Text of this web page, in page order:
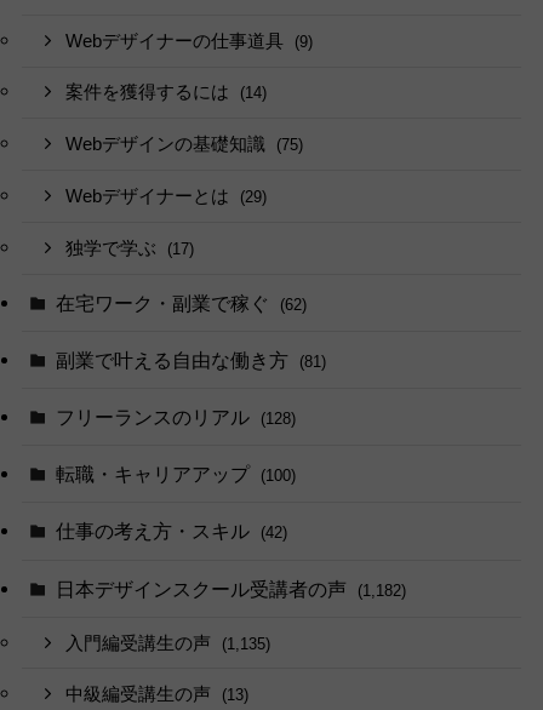
Webデザイナーの仕事道具 (9)
案件を獲得するには (14)
Webデザインの基礎知識 (75)
Webデザイナーとは (29)
独学で学ぶ (17)
在宅ワーク・副業で稼ぐ (62)
副業で叶える自由な働き方 (81)
フリーランスのリアル (128)
転職・キャリアアップ (100)
仕事の考え方・スキル (42)
日本デザインスクール受講者の声 (1,182)
入門編受講生の声 (1,135)
中級編受講生の声 (13)